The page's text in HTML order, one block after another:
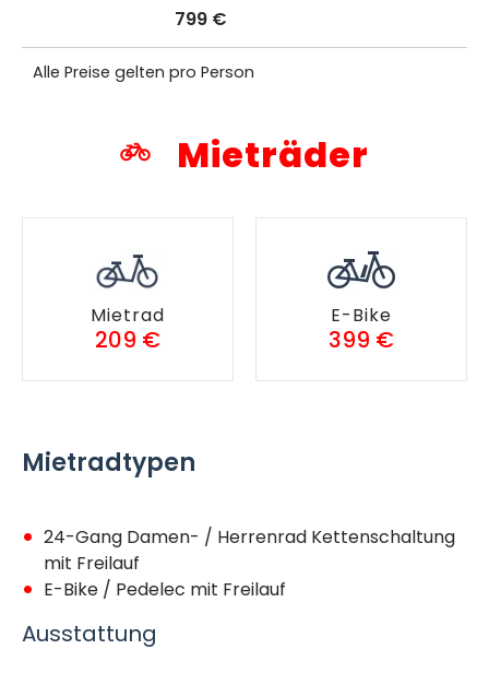
799 €
Alle Preise gelten pro Person
Mieträder
Mietrad
209 €
E-Bike
399 €
Mietradtypen
24-Gang Damen- / Herrenrad Kettenschaltung
mit Freilauf
E-Bike / Pedelec mit Freilauf
Ausstattung